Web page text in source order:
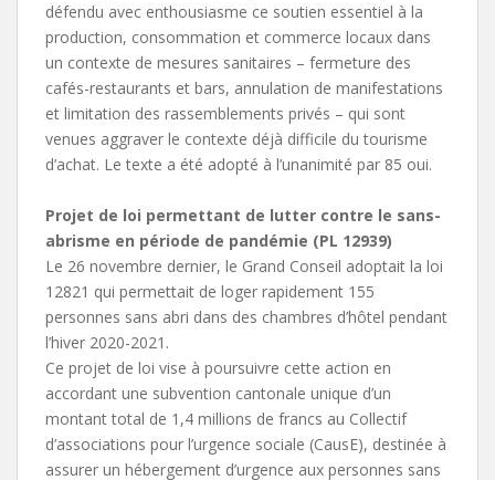
défendu avec enthousiasme ce soutien essentiel à la
production, consommation et commerce locaux dans
un contexte de mesures sanitaires – fermeture des
cafés-restaurants et bars, annulation de manifestations
et limitation des rassemblements privés – qui sont
venues aggraver le contexte déjà difficile du tourisme
d’achat. Le texte a été adopté à l’unanimité par 85 oui.
Projet de loi permettant de lutter contre le sans-
abrisme en période de pandémie (PL 12939)
Le 26 novembre dernier, le Grand Conseil adoptait la loi
12821 qui permettait de loger rapidement 155
personnes sans abri dans des chambres d’hôtel pendant
l’hiver 2020-2021.
Ce projet de loi vise à poursuivre cette action en
accordant une subvention cantonale unique d’un
montant total de 1,4 millions de francs au Collectif
d’associations pour l’urgence sociale (CausE), destinée à
assurer un hébergement d’urgence aux personnes sans